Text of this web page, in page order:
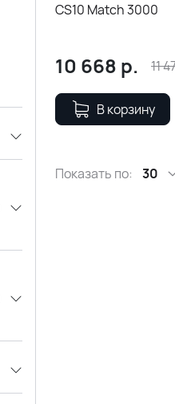
CS10 Match 3000
10 668 р. 11
В корзину
Показать по: 30